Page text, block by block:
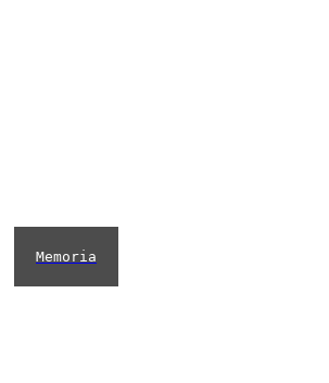
Memoria